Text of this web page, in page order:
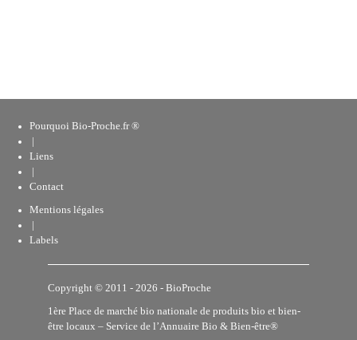
Pourquoi Bio-Proche.fr ®
Liens
Contact
Mentions légales
Labels
Copyright © 2011 - 2026 - BioProche
1ère Place de marché bio nationale de produits bio et bien-
être locaux – Service de l’Annuaire Bio & Bien-être®